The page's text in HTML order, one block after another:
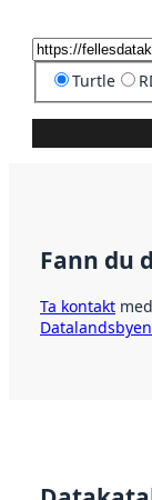
Turtle
Fann du
Ta kontakt
Datalandsbyen